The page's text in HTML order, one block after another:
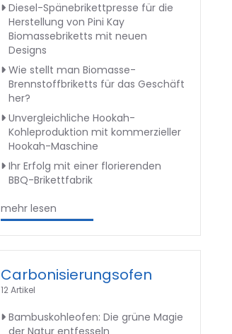
Diesel-Spänebrikettpresse für die
Herstellung von Pini Kay
Biomassebriketts mit neuen
Designs
Wie stellt man Biomasse-
Brennstoffbriketts für das Geschäft
her?
Unvergleichliche Hookah-
Kohleproduktion mit kommerzieller
Hookah-Maschine
Ihr Erfolg mit einer florierenden
BBQ-Brikettfabrik
mehr lesen
Carbonisierungsofen
12 Artikel
Bambuskohleofen: Die grüne Magie
der Natur entfesseln